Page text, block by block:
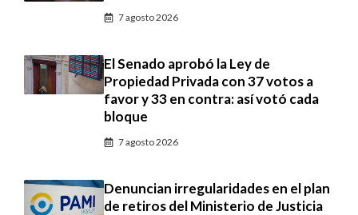
7 agosto 2026
El Senado aprobó la Ley de
Propiedad Privada con 37 votos a
favor y 33 en contra: así votó cada
bloque
7 agosto 2026
Denuncian irregularidades en el plan
de retiros del Ministerio de Justicia